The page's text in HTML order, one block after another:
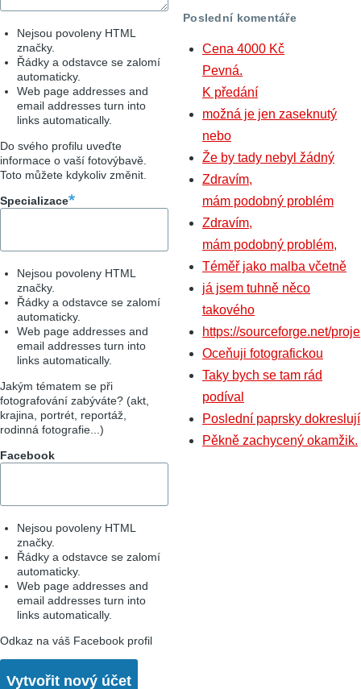
Nejsou povoleny HTML
značky.
Řádky a odstavce se zalomí
automaticky.
Web page addresses and
email addresses turn into
links automatically.
Do svého profilu uveďte
informace o vaší fotovýbavě.
Toto můžete kdykoliv změnit.
Specializace
Nejsou povoleny HTML
značky.
Řádky a odstavce se zalomí
automaticky.
Web page addresses and
email addresses turn into
links automatically.
Jakým tématem se při
fotografování zabýváte? (akt,
krajina, portrét, reportáž,
rodinná fotografie...)
Facebook
Nejsou povoleny HTML
značky.
Řádky a odstavce se zalomí
automaticky.
Web page addresses and
email addresses turn into
links automatically.
Odkaz na váš Facebook profil
Poslední komentáře
Cena 4000 Kč
Pevná.
K předání
možná je jen zaseknutý
nebo
Že by tady nebyl žádný
Zdravím,
mám podobný problém
Zdravím,
mám podobný problém,
Téměř jako malba včetně
já jsem tuhně něco
takového
https://sourceforge.net/proje
Oceňuji fotografickou
Taky bych se tam rád
podíval
Poslední paprsky dokreslují
Pěkně zachycený okamžik.